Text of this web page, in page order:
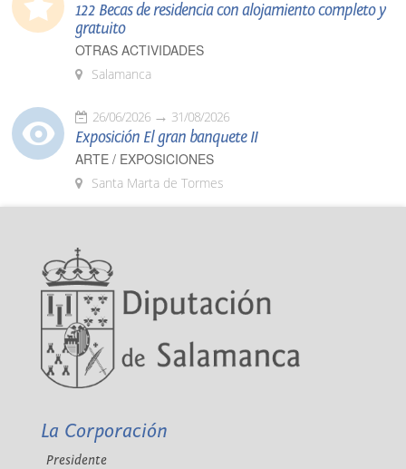
122 Becas de residencia con alojamiento completo y
gratuito
OTRAS ACTIVIDADES
Salamanca
26/06/2026 31/08/2026
Exposición El gran banquete II
ARTE / EXPOSICIONES
Santa Marta de Tormes
La Corporación
Presidente